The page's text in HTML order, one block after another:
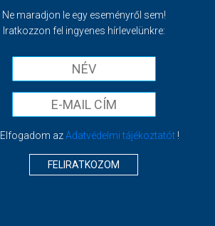
Ne maradjon le egy eseményről sem!
Iratkozzon fel ingyenes hírlevelünkre:
Elfogadom azAdatvédelmi tájékoztatót !
FELIRATKOZOM